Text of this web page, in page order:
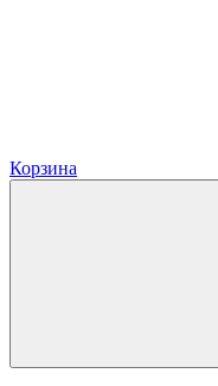
Корзина